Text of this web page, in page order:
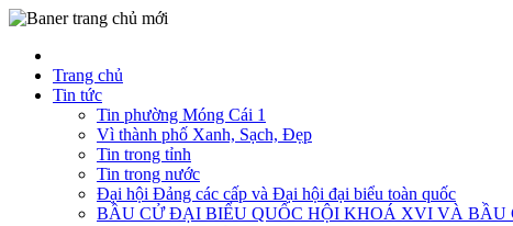
Trang chủ
Tin tức
Tin phường Móng Cái 1
Vì thành phố Xanh, Sạch, Đẹp
Tin trong tỉnh
Tin trong nước
Đại hội Đảng các cấp và Đại hội đại biểu toàn quốc
BẦU CỬ ĐẠI BIỂU QUỐC HỘI KHOÁ XVI VÀ BẦU